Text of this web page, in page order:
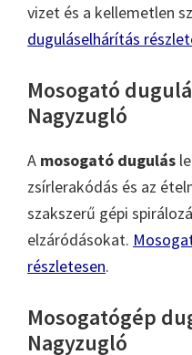
vizet és a kellemetlen
duguláselhárítás
Mosogató
Nagyzugló
A mosogató dugulás
zsírlerakódás és az
szakszerű gépi
elzáródásokat.
részletesen.
Mosogatógép
Nagyzugló